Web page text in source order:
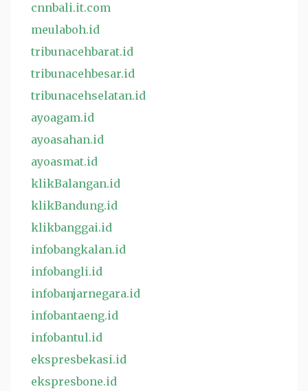
cnnbali.it.com
meulaboh.id
tribunacehbarat.id
tribunacehbesar.id
tribunacehselatan.id
ayoagam.id
ayoasahan.id
ayoasmat.id
klikBalangan.id
klikBandung.id
klikbanggai.id
infobangkalan.id
infobangli.id
infobanjarnegara.id
infobantaeng.id
infobantul.id
ekspresbekasi.id
ekspresbone.id